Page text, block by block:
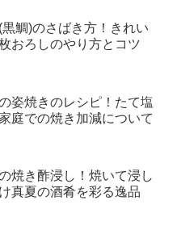
鯛)のさばき方！きれい
おろしのやり方とコツ
姿焼きのレシピ！たて塩
庭での焼き加減について
焼き酢浸し！焼いて浸し
真夏の酒肴を彩る逸品